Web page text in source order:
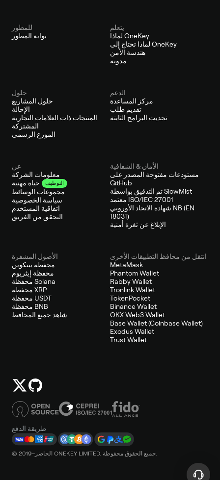
للمطور
بوابة المطور
يتعلم
لماذا OneKey
لماذا تحتاج إلى OneKey
هندسة الأمن
مدونة
حلول
حلول المشاريع
الإحالة
المنتجات ذات العلامات التجارية
المشتركة
الموزع الرسمي
الدعم
مركز المساعدة
تقديم طلب
تحديث البرامج الثابتة
عن
معلومات الشركة
حياة مهنية
التوظيف
مجموعات الوسائط
سياسة الخصوصية
اتفاقية المستخدم
التحقق من الفريق
الأمان & الشفافية
مستودعات مفتوحة المصدر على
GitHub
تم التدقيق بواسطة SlowMist
معتمد ISO/IEC 27001
شهادة الاتحاد الأوروبي NB (EN
18031)
الإبلاغ عن ثغرة أمنية
الأصول المشفرة
محفظة بيتكوين
محفظة إيثريوم
محفظة Solana
محفظة XRP
محفظة USDT
محفظة BNB
شاهد جميع المحافظ
انتقل من محافظ التطبيقات الأخرى
MetaMask
Phantom Wallet
Rabby Wallet
Tronlink Wallet
TokenPocket
Binance Wallet
OKX Web3 Wallet
Base Wallet (Coinbase Wallet)
Exodus Wallet
Trust Wallet
طريقة الدفع